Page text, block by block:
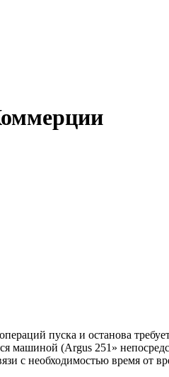
пуска и останова
(Argus 251»
с необходимостью время от